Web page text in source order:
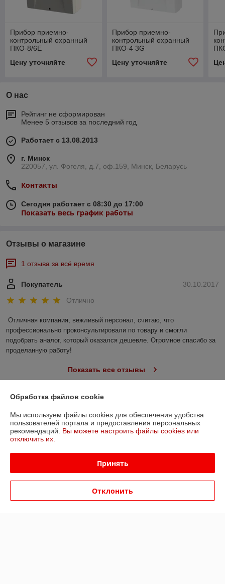
Прибор приемно-
контрольный охранный
ПКО-8/6Е
Цену уточняйте
Прибор приемно-
контрольный охранный
ПКО-4 3G
Цену уточняйте
О нас
Рейтинг не сформирован
Менее 5 отзывов за последний год
Работает с 13.08.2013
г. Минск
220057, ул. Фогеля, д.7, оф.159, Минск, Беларусь
Контакты
Сегодня работает с 08:30 до 17:00
Показать весь график работы
Отзывы о магазине
1 отзыва за всё время
30.10.2017
Покупатель
Отлично
Отличная компания, вежливый персонал, считаю, что
профессионально проконсультировали по товару и смогли
подобрать аналог, который оказался дешевле. Огромное спасибо за
проделанную работу!
Показать все отзывы
Контакты
График работы
Полная версия сайта
Обработка файлов cookie
Мы используем файлы cookies для обеспечения удобства
пользователей портала и предоставления персональных
рекомендаций. Вы можете настроить файлы cookies или
отключить их.
Принять
Отклонить